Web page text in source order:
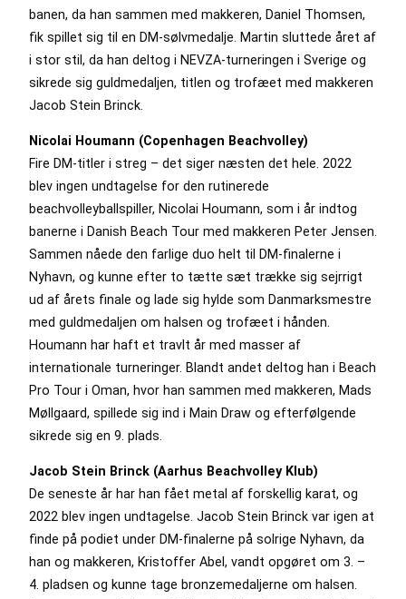
banen, da han sammen med makkeren, Daniel Thomsen,
fik spillet sig til en DM-sølvmedalje. Martin sluttede året af
i stor stil, da han deltog i NEVZA-turneringen i Sverige og
sikrede sig guldmedaljen, titlen og trofæet med makkeren
Jacob Stein Brinck.
Nicolai Houmann (Copenhagen Beachvolley)
Fire DM-titler i streg – det siger næsten det hele. 2022
blev ingen undtagelse for den rutinerede
beachvolleyballspiller, Nicolai Houmann, som i år indtog
banerne i Danish Beach Tour med makkeren Peter Jensen.
Sammen nåede den farlige duo helt til DM-finalerne i
Nyhavn, og kunne efter to tætte sæt trække sig sejrrigt
ud af årets finale og lade sig hylde som Danmarksmestre
med guldmedaljen om halsen og trofæet i hånden.
Houmann har haft et travlt år med masser af
internationale turneringer. Blandt andet deltog han i Beach
Pro Tour i Oman, hvor han sammen med makkeren, Mads
Møllgaard, spillede sig ind i Main Draw og efterfølgende
sikrede sig en 9. plads.
Jacob Stein Brinck (Aarhus Beachvolley Klub)
De seneste år har han fået metal af forskellig karat, og
2022 blev ingen undtagelse. Jacob Stein Brinck var igen at
finde på podiet under DM-finalerne på solrige Nyhavn, da
han og makkeren, Kristoffer Abel, vandt opgøret om 3. –
4. pladsen og kunne tage bronzemedaljerne om halsen.